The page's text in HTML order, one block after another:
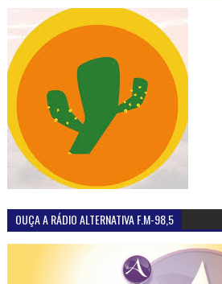
OUÇA A RÁDIO ALTERNATIVA F.M-98,5